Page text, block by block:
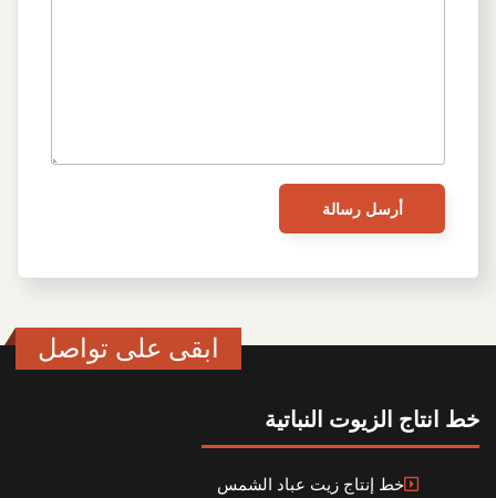
ابقى على تواصل
خط انتاج الزيوت النباتية
خط إنتاج زيت عباد الشمس